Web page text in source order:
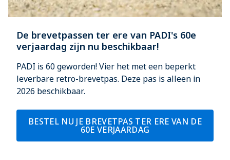
De brevetpassen ter ere van PADI's 60e
verjaardag zijn nu beschikbaar!
PADI is 60 geworden! Vier het met een beperkt
leverbare retro-brevetpas. Deze pas is alleen in
2026 beschikbaar.
BESTEL NU JE BREVETPAS TER ERE VAN DE
60E VERJAARDAG